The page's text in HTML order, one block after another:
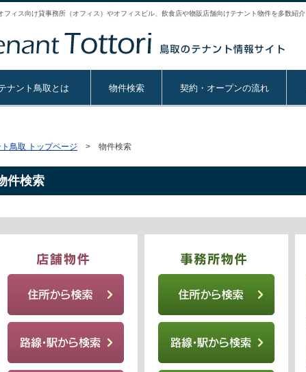
フィス向け貸事務所（オフィス）やオフィスビル、飲食店や物販店舗向けテナント物件を多数紹介
ナント鳥取とは 物件検索 契約・オープンの流れ
鳥取 トップページ > 物件検索
件検索